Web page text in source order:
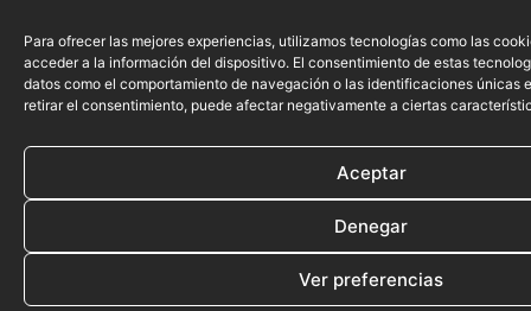
Para ofrecer las mejores experiencias, utilizamos tecnologías como las
acceder a la información del dispositivo. El consentimiento de estas
datos como el comportamiento de navegación o las identificaciones únicas
retirar el consentimiento, puede afectar negativamente a ciertas
Aceptar
Denegar
Ver preferencias